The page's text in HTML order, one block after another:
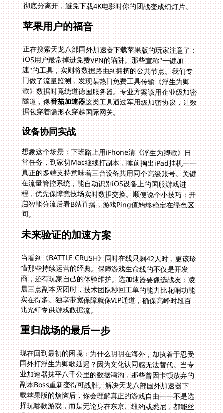
彻底分离开，避免下载4K电影时你的团战变成幻灯片。
苹果用户的福音
正在搜索天龙八部国外加速器下载苹果版的玩家注意了：
iOS用户最常掉进免费VPN的陷阱。那些宣称"一键加
速"的工具，实则将数据路由到拥挤的公共节点。我们专
门做了流量监测，发现某热门免费工具传输《浮生为卿
歌》数据时竟绕道德国服务器。专业方案该用企业级加密
隧道，像番茄加速器这类工具通过军用级加密协议，让数
据包穿着隐形衣穿越国际网关。
设备协同实战
想象这个场景：下班路上用iPhone清《浮生为卿歌》日
常任务，到家切Mac继续打副本，睡前掏出iPad挂机——
真正的多端支持意味着三台设备共用同个高级账号。关键
在流量管控系统，能自动识别iOS设备上的国服游戏进
程，优先保障竞技场实时数据交换。顺便说个小技巧：开
启智能分流后看B站直播，游戏Ping值始终稳定在绿色区
间。
未来验证的加速方案
当看到《BATTLE CRUSH》同时在线只剩42人时，更该珍
惜那些持续运营的经典。保障游戏生命线的不仅是开发
商，还有玩家自己的体验维护。选加速器要像选战友：凌
晨三点副本灭团时，技术团队秒回工单的能力比花哨功能
实在得多。独享带宽保障就像VIP通道，确保高峰时段百
兆光纤专供游戏数据流。
重归战场的最后一步
现在回到最初的困境：为什么明明在海外，却执着于忍受
国外打浮生为卿歌延迟？因为文化认同感无法替代。当专
业加速器抹平八千公里的数据鸿沟，那些曾因卡顿放弃的
副本Boss重新变得可战胜。解决天龙八部国外加速器下
载苹果版的烦恼后，你会理解真正的游戏自由——不是选
择玩哪款游戏，而是无论身在东京、纽约或悉尼，都能丝
滑连接故乡的服务器。此刻窗外的时区已不再重要，因为